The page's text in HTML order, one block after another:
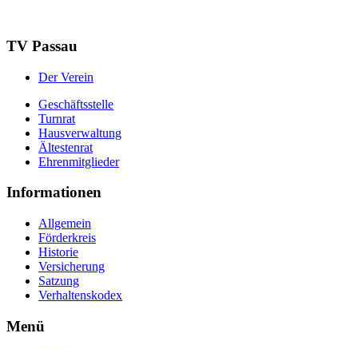
TV Passau
Der Verein
Geschäftsstelle
Turnrat
Hausverwaltung
Ältestenrat
Ehrenmitglieder
Informationen
Allgemein
Förderkreis
Historie
Versicherung
Satzung
Verhaltenskodex
Menü